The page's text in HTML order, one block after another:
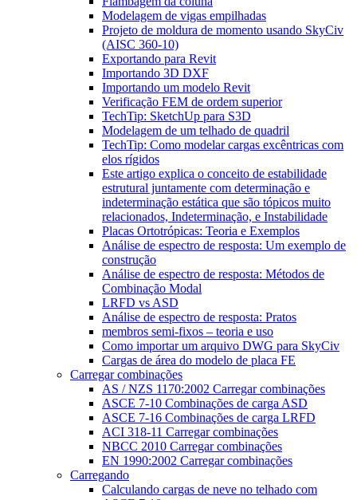
Modelagem de vigas empilhadas
Projeto de moldura de momento usando SkyCiv
(AISC 360-10)
Exportando para Revit
Importando 3D DXF
Importando um modelo Revit
Verificação FEM de ordem superior
TechTip: SketchUp para S3D
Modelagem de um telhado de quadril
TechTip: Como modelar cargas excêntricas com
elos rígidos
Este artigo explica o conceito de estabilidade
estrutural juntamente com determinação e
indeterminação estática que são tópicos muito
relacionados, Indeterminação, e Instabilidade
Placas Ortotrópicas: Teoria e Exemplos
Análise de espectro de resposta: Um exemplo de
construção
Análise de espectro de resposta: Métodos de
Combinação Modal
LRFD vs ASD
Análise de espectro de resposta: Pratos
membros semi-fixos – teoria e uso
Como importar um arquivo DWG para SkyCiv
Cargas de área do modelo de placa FE
Carregar combinações
AS / NZS 1170:2002 Carregar combinações
ASCE 7-10 Combinações de carga ASD
ASCE 7-16 Combinações de carga LRFD
ACI 318-11 Carregar combinações
NBCC 2010 Carregar combinações
EN 1990:2002 Carregar combinações
Carregando
Calculando cargas de neve no telhado com